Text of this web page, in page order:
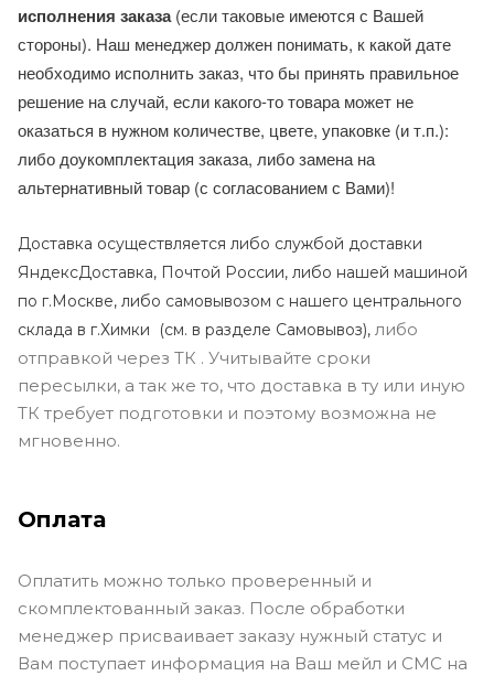
исполнения заказа(если таковые имеются с Вашей
стороны). Наш менеджер должен понимать, к какой дате
необходимо исполнить заказ, что бы принять правильное
решение на случай, если какого-то товара может не
оказаться в нужном количестве, цвете, упаковке (и т.п.):
либо доукомплектация заказа, либо замена на
альтернативный товар (с согласованием с Вами)!
Доставка осуществляется либо службой доставки
ЯндексДоставка, Почтой России, либо нашей машиной
по г.Москве, либо самовывозом с нашего центрального
склада в г.Химки (см. в разделе Самовывоз), либо
отправкой через ТК . Учитывайте сроки
пересылки, а так же то, что доставка в ту или иную
ТК требует подготовки и поэтому возможна не
мгновенно.
Оплата
Оплатить можно только проверенный и
скомплектованный заказ. После обработки
менеджер присваивает заказу нужный статус и
Вам поступает информация на Ваш мейл и СМС на